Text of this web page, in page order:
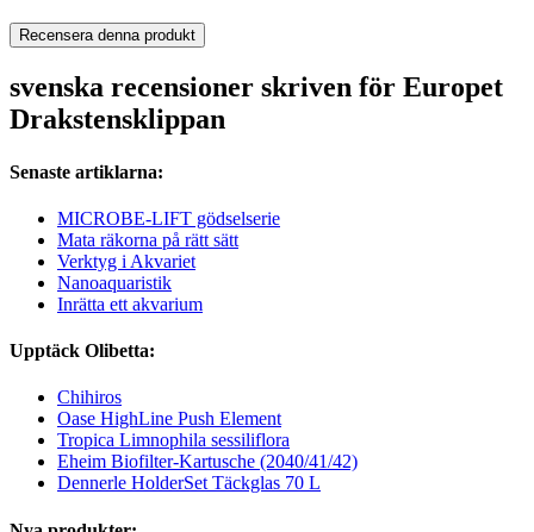
Recensera denna produkt
svenska recensioner skriven för Europet
Drakstensklippan
Senaste artiklarna:
MICROBE-LIFT gödselserie
Mata räkorna på rätt sätt
Verktyg i Akvariet
Nanoaquaristik
Inrätta ett akvarium
Upptäck Olibetta:
Chihiros
Oase HighLine Push Element
Tropica Limnophila sessiliflora
Eheim Biofilter-Kartusche (2040/41/42)
Dennerle HolderSet Täckglas 70 L